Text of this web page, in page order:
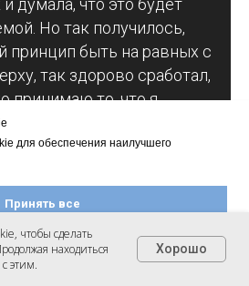
для обеспечения наилучшего
Принять все
файлы cookie
думала, что это будет
Но так получилось,
принцип быть на равных с
так здорово сработал,
принимаю то, что я
озвучиваю, что да, у
и экспертность, но
Я заметила, что это
его.
чтобы сделать
находиться
этим.
Хорошо